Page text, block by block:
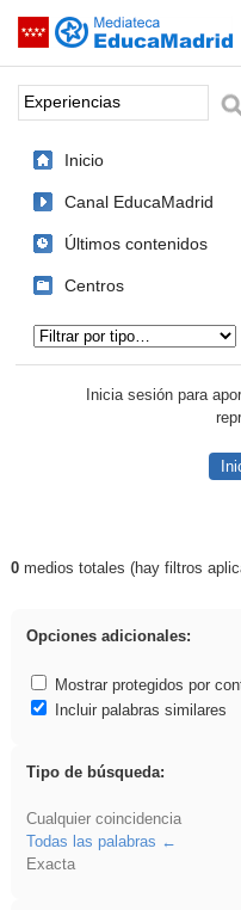
Saltar navegación
Palabra o frase:
Inicio
Canal EducaMadrid
Últimos contenidos
Centros
Inicia sesión para
Resultados de:
0medios totales (hay filtros
Opciones adicionales:
Mostrar protegidos por
Incluir palabras similares
Tipo de búsqueda:
Cualquier coincidencia
Todas las palabras
Exacta